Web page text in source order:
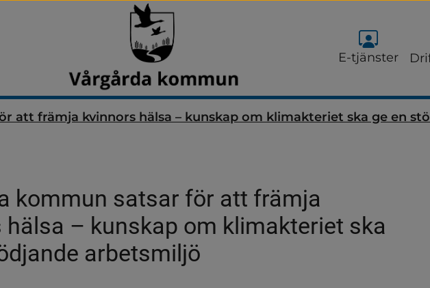
E-tjänster
att främja kvinnors hälsa – kunskap om klimakteriet ska ge en
kommun satsar för att främja
hälsa – kunskap om klimakteriet ska
arbetsmiljö